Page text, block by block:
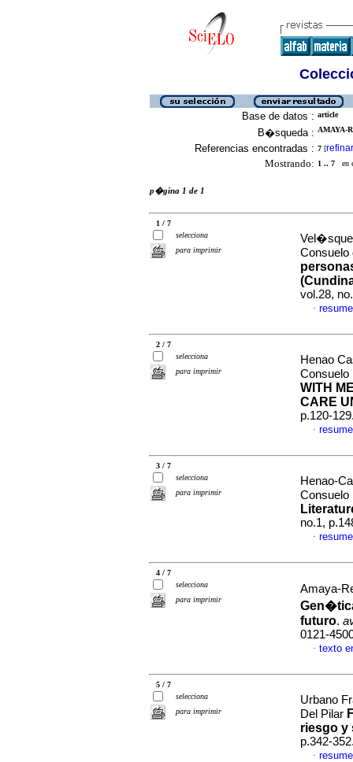
Base de datos : article
B�squeda : AMAYA-
Referencias encontradas : 7 [refinar
Mostrando: 1 .. 7 en
p�gina 1 de 1
1 / 7
selecciona
para imprimir
vol.28,
·
2 / 7
selecciona
para imprimir
Henao
WITH
CARE
p.120-
·
3 / 7
selecciona
para imprimir
Henao-
no.1,
·
4 / 7
selecciona
para imprimir
Amaya-
futuro.
0121-
· texto
5 / 7
selecciona
para imprimir
Urbano
Del Pilar
riesgo y
p.342-
·